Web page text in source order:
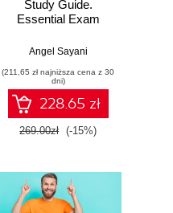
Sequential and
Programming
or Pay Me Later
OOP
Constants
Study Guide.
Essential Exam
Angel Sayani
(211,65 zł najniższa cena z 30
dni)
228.65 zł
269.00zł (-15%)